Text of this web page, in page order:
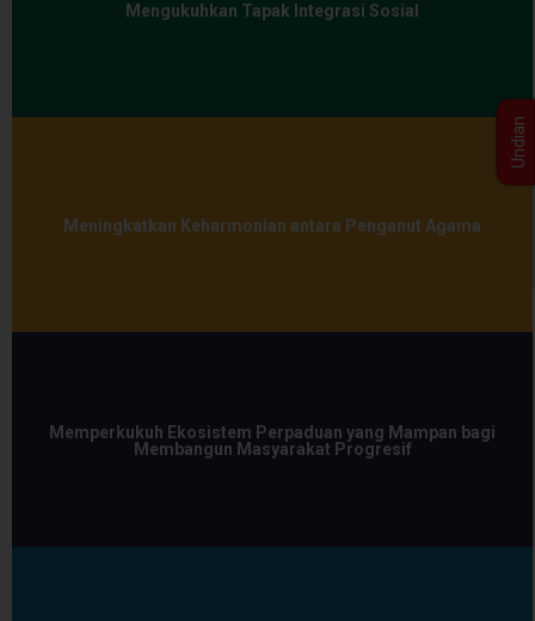
Mengukuhkan Tapak Integrasi Sosial
Meningkatkan Keharmonian antara Penganut Agama
Memperkukuh Ekosistem Perpaduan yang Mampan bagi
Membangun Masyarakat Progresif
Undian